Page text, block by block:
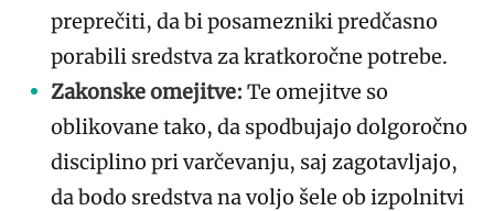
preprečiti, da bi posamezniki predčasno
porabili sredstva za kratkoročne potrebe.
Zakonske omejitve: Te omejitve so
oblikovane tako, da spodbujajo dolgoročno
disciplino pri varčevanju, saj zagotavljajo,
da bodo sredstva na voljo šele ob izpolnitvi